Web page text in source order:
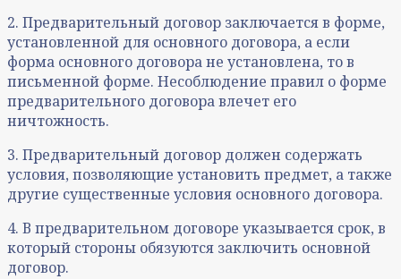
2. Предварительный договор заключается в форме,
установленной для основного договора, а если
форма основного договора не установлена, то в
письменной форме. Несоблюдение правил о форме
предварительного договора влечет его
ничтожность.
3. Предварительный договор должен содержать
условия, позволяющие установить предмет, а также
другие существенные условия основного договора.
4. В предварительном договоре указывается срок, в
который стороны обязуются заключить основной
договор.